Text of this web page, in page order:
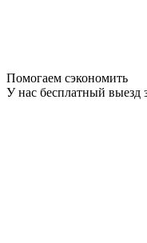
Помогаем сэкономить
У нас бесплатный выезд